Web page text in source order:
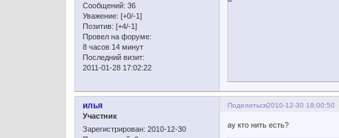
Сообщений: 36
Уважение: [+0/-1]
Позитив: [+4/-1]
Провел на форуме:
8 часов 14 минут
Последний визит:
2011-01-28 17:02:22
Поделиться2010-12-30 18:00:50
илья
Участник
Зарегистрирован: 2010-12-30
ау кто нить есть?